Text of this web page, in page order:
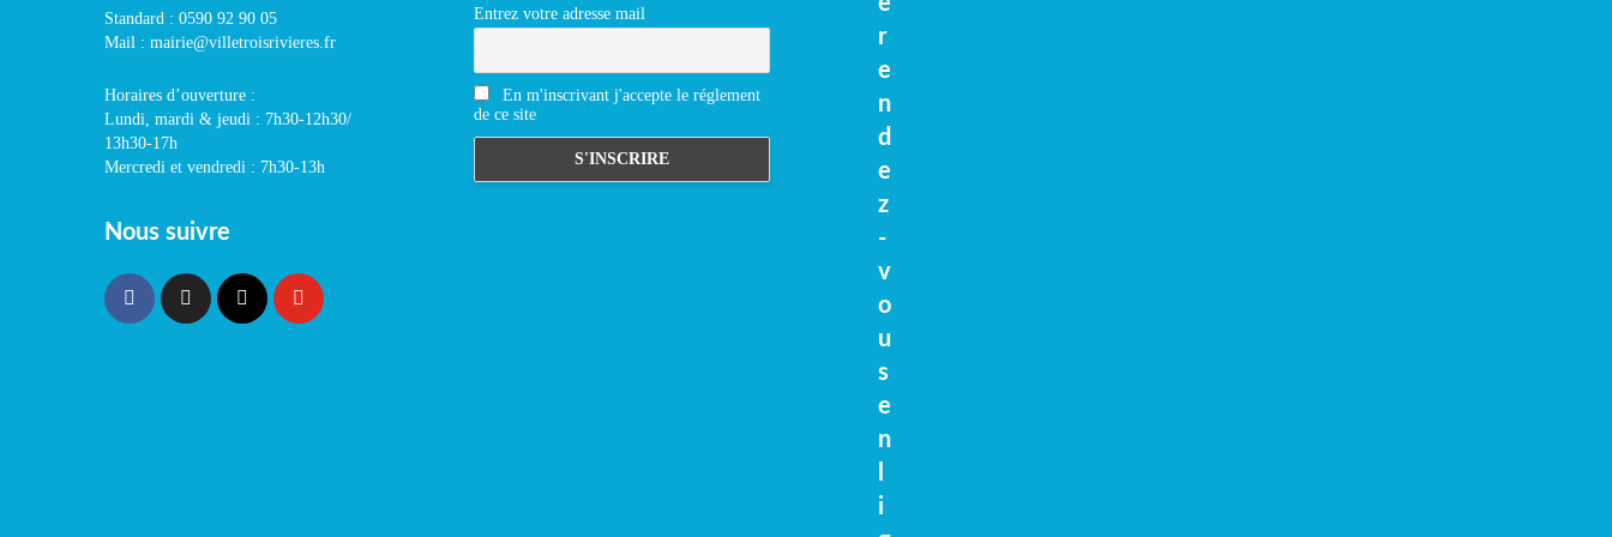
Standard : 0590 92 90 05
Mail : mairie@villetroisrivieres.fr
Horaires d’ouverture :
Lundi, mardi & jeudi : 7h30-12h30/
13h30-17h
Mercredi et vendredi : 7h30-13h
Nous suivre
Entrez votre adresse mail
En m'inscrivant j'accepte le réglement
de ce site
r
e
n
d
e
z
-
v
o
u
s
e
n
i